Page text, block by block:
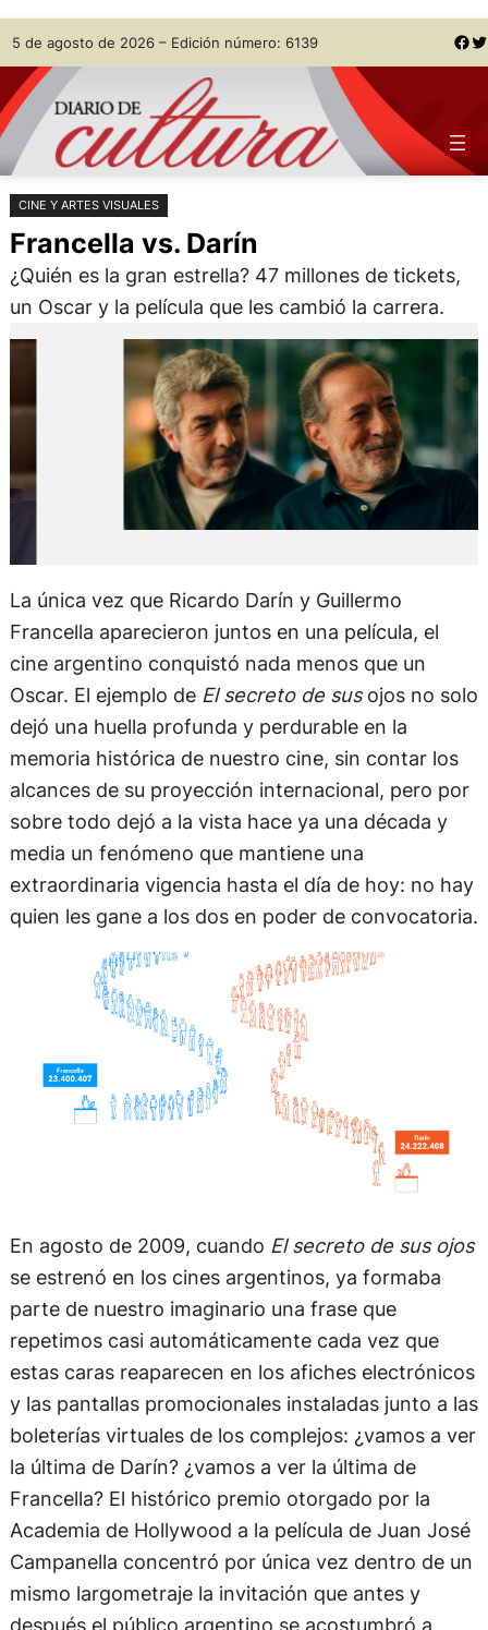
Saltar
al
contenido
Skip
to
content
5 de agosto de 2026 – Edición número: 6139 Facebook Twitter
CINE Y ARTES VISUALES
Francella vs. Darín
¿Quién es la gran estrella? 47 millones de tickets,
un Oscar y la película que les cambió la carrera.
La única vez que Ricardo Darín y Guillermo
Francella aparecieron juntos en una película, el
cine argentino conquistó nada menos que un
Oscar. El ejemplo de
El secreto de sus
ojos no solo
dejó una huella profunda y perdurable en la
memoria histórica de nuestro cine, sin contar los
alcances de su proyección internacional, pero por
sobre todo dejó a la vista hace ya una década y
media un fenómeno que mantiene una
extraordinaria vigencia hasta el día de hoy: no hay
quien les gane a los dos en poder de convocatoria.
En agosto de 2009, cuando El secreto de sus ojos
se estrenó en los cines argentinos, ya formaba
parte de nuestro imaginario una frase que
repetimos casi automáticamente cada vez que
estas caras reaparecen en los afiches electrónicos
y las pantallas promocionales instaladas junto a las
boleterías virtuales de los complejos: ¿vamos a ver
la última de Darín? ¿vamos a ver la última de
Francella? El histórico premio otorgado por la
Academia de Hollywood a la película de Juan José
Campanella concentró por única vez dentro de un
mismo largometraje la invitación que antes y
después el público argentino se acostumbró a